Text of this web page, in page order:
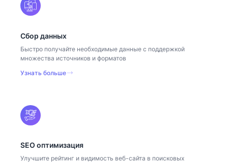
Сбор данных
Быстро получайте необходимые данные с поддержкой
множества источников и форматов
Узнать больше
SEO оптимизация
Улучшите рейтинг и видимость веб-сайта в поисковых